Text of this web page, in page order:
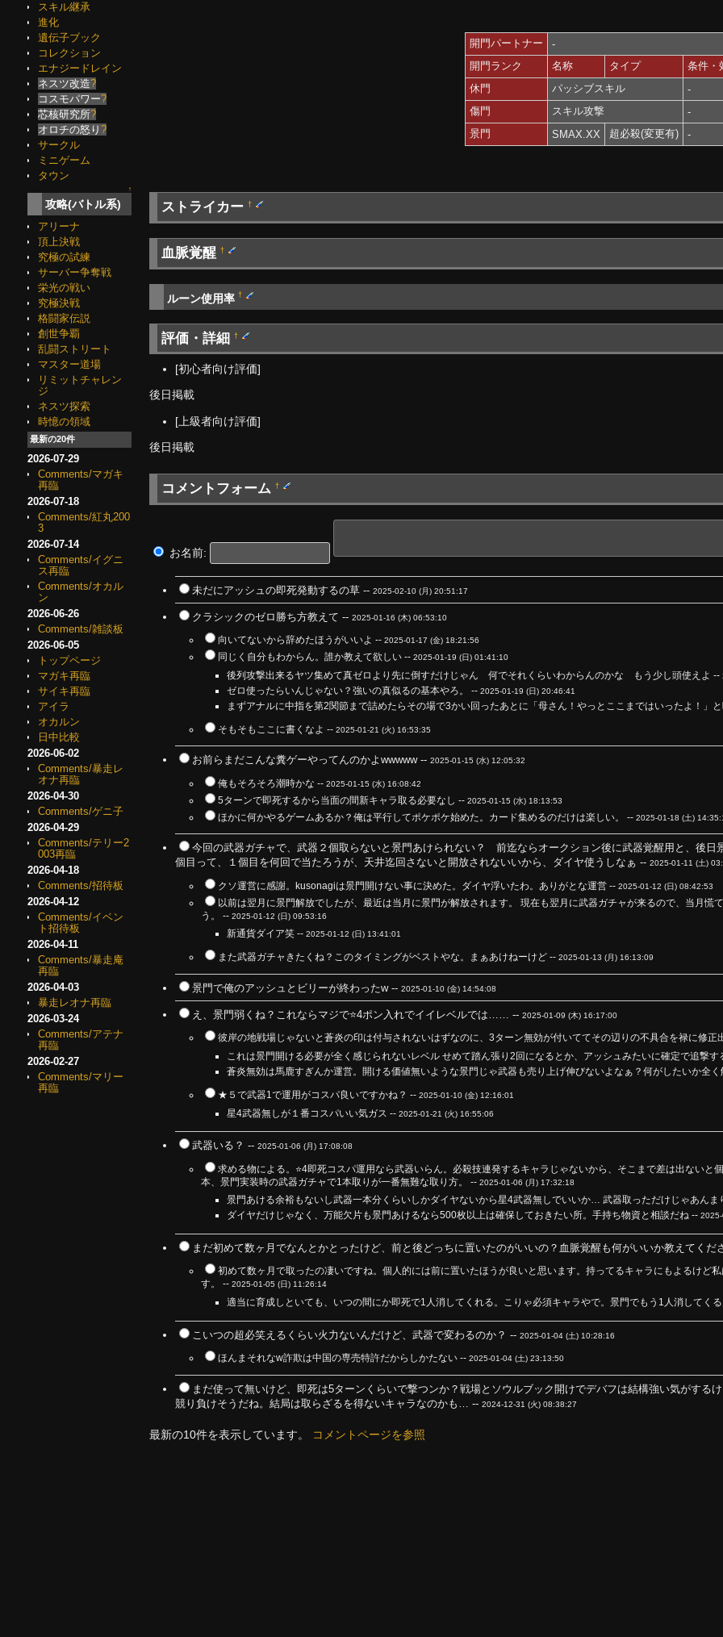
スキル継承
進化
遺伝子ブック
コレクション
エナジードレイン
ネスツ改造?
コスモパワー?
芯核研究所?
オロチの怒り ?
サークル
ミニゲーム
タウン
↑
攻略(バトル系)
アリーナ
頂上決戦
究極の試練
サーバー争奪戦
栄光の戦い
究極決戦
格闘家伝説
創世争覇
乱闘ストリート
マスター道場
リミットチャレン
ジ
ネスツ探索
時憶の領域
最新の20件
2026-07-29
Comments/マガキ
再臨
2026-07-18
Comments/紅丸200
3
2026-07-14
Comments/イグニ
ス再臨
Comments/オカル
ン
2026-06-26
Comments/雑談板
2026-06-05
トップページ
マガキ再臨
サイキ再臨
アイラ
オカルン
日中比較
2026-06-02
Comments/暴走レ
オナ再臨
2026-04-30
Comments/ゲニ子
2026-04-29
Comments/テリー2
003再臨
2026-04-18
Comments/招待板
2026-04-12
Comments/イベン
ト招待板
2026-04-11
Comments/暴走庵
再臨
2026-04-03
暴走レオナ再臨
2026-03-24
Comments/アテナ
再臨
2026-02-27
Comments/マリー
再臨
開門パートナー
-
開門ランク
名称 タイプ
条件・
休門
パッシブスキル
-
傷門
スキル攻撃
-
景門
SMAX.XX 超必殺(変更有) -
ストライカー†
血脈覚醒†
ルーン使用率†
評価・詳細†
[初心者向け評価]
後日掲載
[上級者向け評価]
後日掲載
コメントフォーム†
お名前:
未だにアッシュの即死発動するの草 --2025-02-10 (月) 20:51:17
クラシックのゼロ勝ち方教えて --2025-01-16 (木) 06:53:10
向いてないから辞めたほうがいいよ --2025-01-17 (金) 18:21:56
同じく自分もわからん。誰か教えて欲しい --2025-01-19 (日) 01:41:10
後列攻撃出来るヤツ集めて真ゼロより先に倒すだけじゃん 何でそれくらいわからんのかな もう少し頭使えよ --
ゼロ使ったらいんじゃない？強いの真似るの基本やろ。 --2025-01-19 (日) 20:46:41
まずアナルに中指を第2関節まで詰めたらその場で3かい回ったあとに「母さん！やっとここまではいったよ！」
そもそもここに書くなよ --2025-01-21 (火) 16:53:35
お前らまだこんな糞ゲーやってんのかよ‪w‪w‪w‪w‪w‪ --2025-01-15 (水) 12:05:32
俺もそろそろ潮時かな --2025-01-15 (水) 16:08:42
5ターンで即死するから当面の間新キャラ取る必要なし --2025-01-15 (水) 18:13:53
ほかに何かやるゲームあるか？俺は平行してポケポケ始めた。カード集めるのだけは楽しい。 --2025-01-18 (土)
今回の武器ガチャで、武器２個取らないと景門あけられない？ 前迄ならオークション後に武器覚醒用と、後日
個目って、１個目を何回で当たろうが、天井迄回さないと開放されないいから、ダイヤ使うしなぁ --2025-01-11 (土)
クソ運営に感謝。kusonagiは景門開けない事に決めた。ダイヤ浮いたわ。ありがとな運営 --2025-01-12 (日) 08:42:53
以前は翌月に景門解放でしたが、最近は当月に景門が解放されます。 現在も翌月に武器ガチャが来るので、当月慌
う。 --2025-01-12 (日) 09:53:16
新通貨ダイア笑 --2025-01-12 (日) 13:41:01
また武器ガチャきたくね？このタイミングがベストやな。まぁあけねーけど --2025-01-13 (月) 16:13:09
景門で俺のアッシュとビリーが終わったw --2025-01-10 (金) 14:54:08
え、景門弱くね？これならマジで⭐️4ポン入れでイイレベルでは…… --2025-01-09 (木) 16:17:00
彼岸の地戦場じゃないと蒼炎の印は付与されないはずなのに、3ターン無効が付いててその辺りの不具合を禄に修
これは景門開ける必要が全く感じられないレベル せめて踏ん張り2回になるとか、アッシュみたいに確定で追撃
蒼炎無効は馬鹿すぎんか運営。開ける価値無いような景門じゃ武器も売り上げ伸びないよなぁ？何がしたいか全
★５で武器1で運用がコスパ良いですかね？ --2025-01-10 (金) 12:16:01
星4武器無しが１番コスパいい気ガス --2025-01-21 (火) 16:55:06
武器いる？ --2025-01-06 (月) 17:08:08
求める物による。⭐️4即死コスパ運用なら武器いらん。必殺技連発するキャラじゃないから、そこまで差は出ない
本、景門実装時の武器ガチャで1本取りが一番無難な取り方。 --2025-01-06 (月) 17:32:18
景門あける余裕もないし武器一本分くらいしかダイヤないから星4武器無しでいいか… 武器取っただけじゃあん
ダイヤだけじゃなく、万能欠片も景門あけるなら500枚以上は確保しておきたい所。手持ち物資と相談だね --
まだ初めて数ヶ月でなんとかとったけど、前と後どっちに置いたのがいいの？血脈覚醒も何がいいか教えてく
初めて数ヶ月で取ったの凄いですね。個人的には前に置いたほうが良いと思います。持ってるキャラにもよるけど
す。 --2025-01-05 (日) 11:26:14
適当に育成しといても、いつの間にか即死で1人消してくれる。こりゃ必須キャラやで。景門でもう1人消してく
こいつの超必笑えるくらい火力ないんだけど、武器で変わるのか？ --2025-01-04 (土) 10:28:16
ほんまそれなw詐欺は中国の専売特許だからしかたない --2025-01-04 (土) 23:13:50
まだ使って無いけど、即死は5ターンくらいで撃つンか？戦場とソウルブック開けでデバフは結構強い気がする
競り負けそうだね。結局は取らざるを得ないキャラなのかも… --2024-12-31 (火) 08:38:27
最新の10件を表示しています。 コメントページを参照